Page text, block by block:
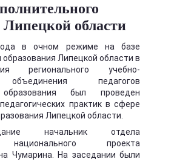
Липецкой области
в очном режиме на базе
образования Липецкой области в
регионального учебно-
объединения педагогов
образования был проведен
практик в сфере
Липецкой области.
начальник отдела
национального проекта
Чумарина. На заседании были